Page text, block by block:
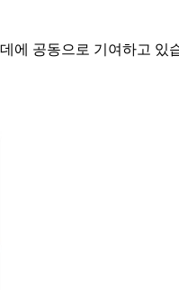
에 공동으로 기여하고 있